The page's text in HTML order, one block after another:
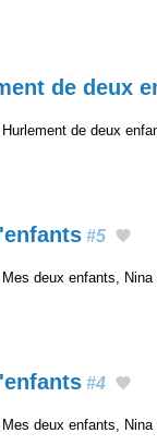
de deux
Hurlement de deux
#5
Mes deux enfants,
#4
Mes deux enfants,